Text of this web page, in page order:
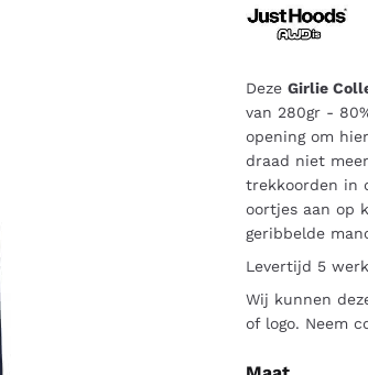
Deze Girlie
van 280gr -
opening om
draad niet
trekkoorden in
oortjes aan op
geribbelde
Levertijd 5
Wij kunnen
of logo. Neem